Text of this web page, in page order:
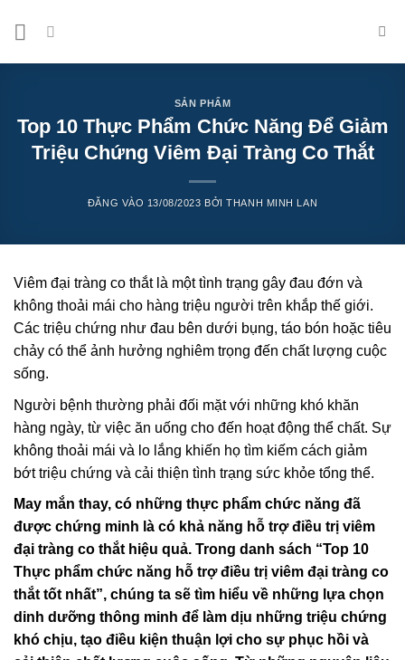
SẢN PHẨM
Top 10 Thực Phẩm Chức Năng Để Giảm
Triệu Chứng Viêm Đại Tràng Co Thắt
ĐĂNG VÀO 13/08/2023 BỞITHANH MINH LAN
Viêm đại tràng co thắt là một tình trạng gây đau đớn và
không thoải mái cho hàng triệu người trên khắp thế giới.
Các triệu chứng như đau bên dưới bụng, táo bón hoặc tiêu
chảy có thể ảnh hưởng nghiêm trọng đến chất lượng cuộc
sống.
Người bệnh thường phải đối mặt với những khó khăn
hàng ngày, từ việc ăn uống cho đến hoạt động thể chất. Sự
không thoải mái và lo lắng khiến họ tìm kiếm cách giảm
bớt triệu chứng và cải thiện tình trạng sức khỏe tổng thể.
May mắn thay, có những thực phẩm chức năng đã
được chứng minh là có khả năng hỗ trợ điều trị viêm
đại tràng co thắt hiệu quả. Trong danh sách “Top 10
Thực phẩm chức năng hỗ trợ điều trị viêm đại tràng co
thắt tốt nhất”, chúng ta sẽ tìm hiểu về những lựa chọn
dinh dưỡng thông minh để làm dịu những triệu chứng
khó chịu, tạo điều kiện thuận lợi cho sự phục hồi và